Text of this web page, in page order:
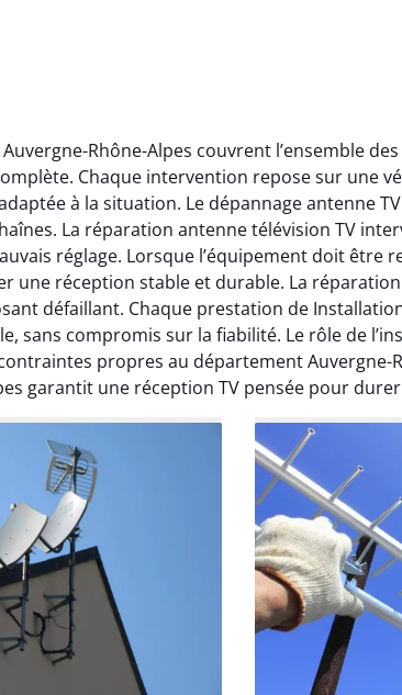
Rhône-Alpes couvrent l’ensemble
Chaque intervention repose sur une
à la situation. Le dépannage antenne
La réparation antenne télévision TV
réglage. Lorsque l’équipement doit être
une réception stable et durable. La
défaillant. Chaque prestation de
sans compromis sur la fiabilité. Le rôle de
propres au département Auvergne-
garantit une réception TV pensée pour